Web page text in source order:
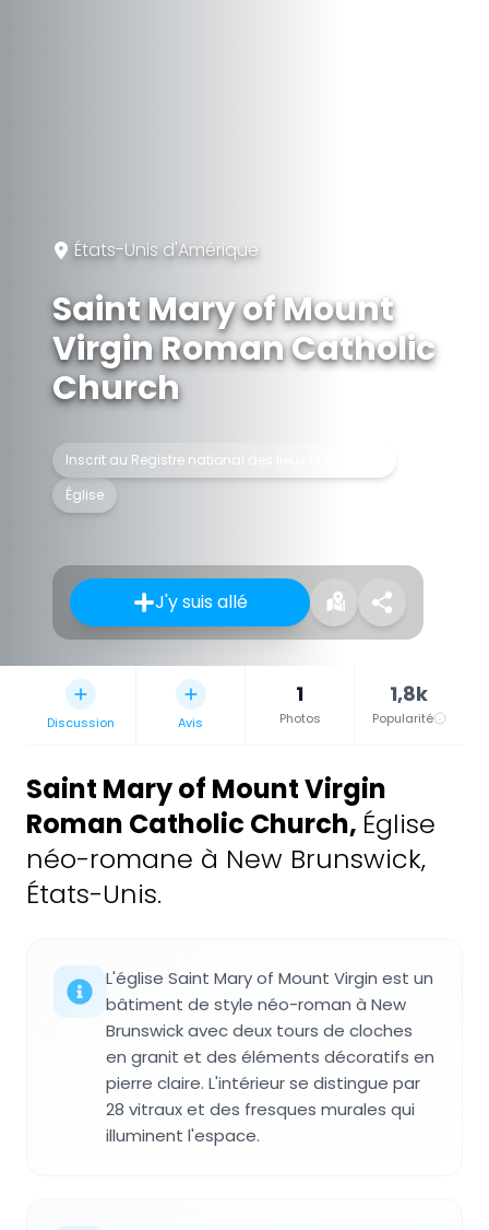
États-Unis d'Amérique
Saint Mary of Mount
Virgin Roman Catholic
Church
Inscrit au Registre national des lieux historiques
Église
J'y suis allé
Discussion Avis
1
Photos
1,8k
Popularité
Saint Mary of Mount Virgin
Roman Catholic Church, Église
néo-romane à New Brunswick,
États-Unis.
L'église Saint Mary of Mount Virgin est un
bâtiment de style néo-roman à New
Brunswick avec deux tours de cloches
en granit et des éléments décoratifs en
pierre claire. L'intérieur se distingue par
28 vitraux et des fresques murales qui
illuminent l'espace.